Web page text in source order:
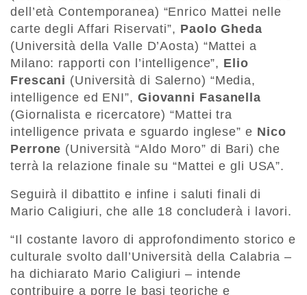
dell’età Contemporanea) “Enrico Mattei nelle
carte degli Affari Riservati”, Paolo Gheda
(Università della Valle D’Aosta) “Mattei a
Milano: rapporti con l’intelligence”, Elio
Frescani (Università di Salerno) “Media,
intelligence ed ENI”, Giovanni Fasanella
(Giornalista e ricercatore) “Mattei tra
intelligence privata e sguardo inglese” e Nico
Perrone (Università “Aldo Moro” di Bari) che
terrà la relazione finale su “Mattei e gli USA”.
Seguirà il dibattito e infine i saluti finali di
Mario Caligiuri, che alle 18 concluderà i lavori.
“Il costante lavoro di approfondimento storico e
culturale svolto dall’Università della Calabria –
ha dichiarato Mario Caligiuri – intende
contribuire a porre le basi teoriche e